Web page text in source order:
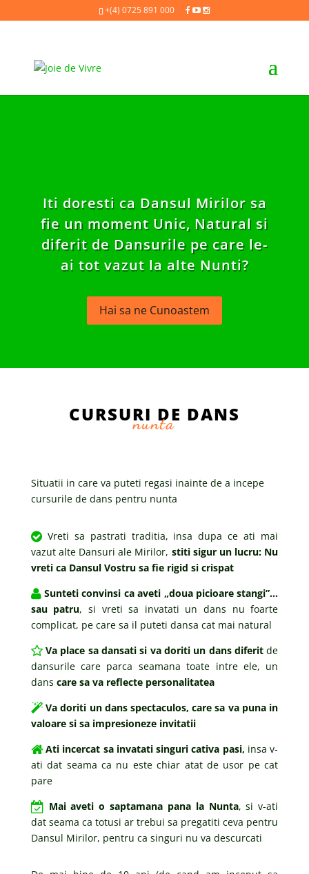
+(4) 0725 891 000
Iti doresti ca Dansul Mirilor sa
fie un moment Unic, Natural si
diferit de Dansurile pe care le-
ai tot vazut la alte Nunti?
Hai sa ne Cunoastem
CURSURI DE DANS
nunta
Situatii in care va puteti regasi inainte de a incepe
cursurile de dans pentru nunta
Vreti sa pastrati traditia, insa dupa ce ati mai
vazut alte Dansuri ale Mirilor, stiti sigur un lucru: Nu
vreti ca Dansul Vostru sa fie rigid si crispat
Sunteti convinsi ca aveti „doua picioare stangi”…
sau patru, si vreti sa invatati un dans nu foarte
complicat, pe care sa il puteti dansa cat mai natural
Va place sa dansati si va doriti un dans diferitde
dansurile care parca seamana toate intre ele, un
dans care sa va reflecte personalitatea
Va doriti un dans spectaculos, care sa va puna in
valoare si sa impresioneze invitatii
Ati incercat sa invatati singuri cativa pasi, insa v-
ati dat seama ca nu este chiar atat de usor pe cat
pare
Mai aveti o saptamana pana la Nunta, si v-ati
dat seama ca totusi ar trebui sa pregatiti ceva pentru
Dansul Mirilor, pentru ca singuri nu va descurcati